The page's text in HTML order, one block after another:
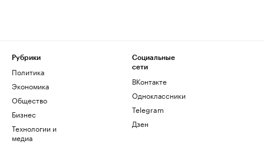
Рубрики
Политика
Экономика
Общество
Бизнес
Технологии и
медиа
Социальные
сети
ВКонтакте
Одноклассники
Telegram
Дзен